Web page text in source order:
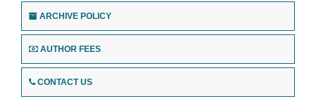
ARCHIVE POLICY
AUTHOR FEES
CONTACT US